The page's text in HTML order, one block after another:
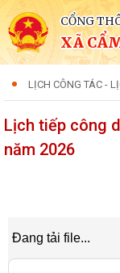
CỔNG
XÃ
LỊCH CÔNG TÁC -
Lịch tiếp công
năm 2026